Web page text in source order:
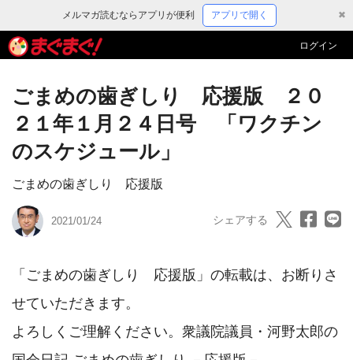
メルマガ読むならアプリが便利 アプリで開く ✖
ログイン
ごまめの歯ぎしり 応援版 ２０
２１年１月２４日号 「ワクチン
のスケジュール」
ごまめの歯ぎしり 応援版
2021/01/24 シェアする
「ごまめの歯ぎしり　応援版」の転載は、お断りさ
せていただきます。
よろしくご理解ください。衆議院議員・河野太郎の